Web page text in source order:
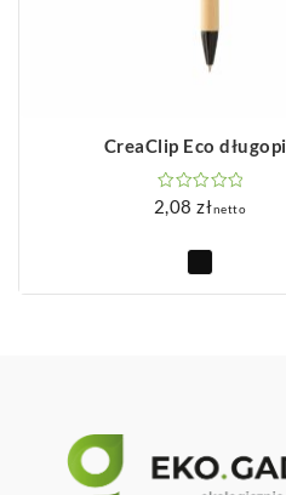
CreaClip Eco
2,08złnetto